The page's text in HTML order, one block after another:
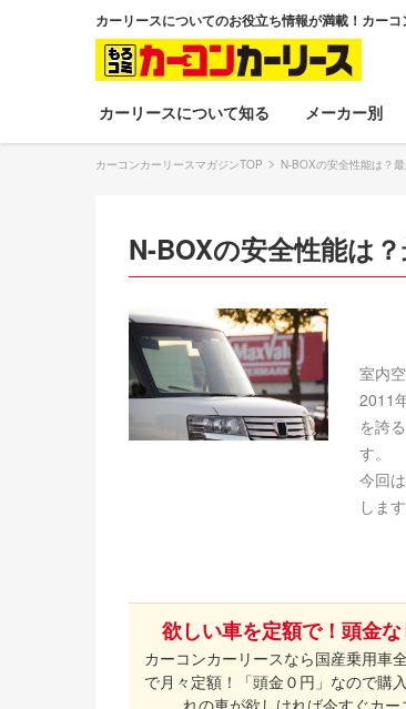
カーリースについてのお役立ち情報が満載！カー
カーリースについて知る メーカー別
カーコンカーリースマガジンTOP N-BOXの安全性能は？
N-BOXの安全性能は
室内
2011
を誇
す。
今回
します
欲しい車を定額で！頭金
カーコンカーリースなら国産乗用車
で月々定額！「頭金０円」なので購
れの車が欲しければ今すぐカー